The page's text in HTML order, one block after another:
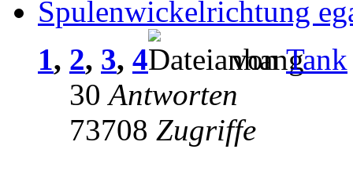
Spulenwickelrichtung
1, 2, 3, 4 vonTank
30Antworten
73708 Zugriffe